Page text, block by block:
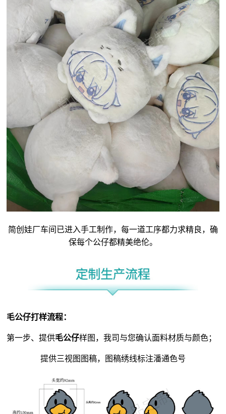
简创娃厂车间已进入手工制作，每一道工序都力求精良，确
保每个公仔都精美绝伦。
毛公仔打样流程：
第一步、提供毛公仔样图，我司与您确认面料材质与颜色；
提供三视图图稿，图稿绣线标注潘通色号